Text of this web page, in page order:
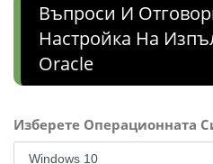
Въпроси И
Настройка На
Oracle
Изберете Операционната